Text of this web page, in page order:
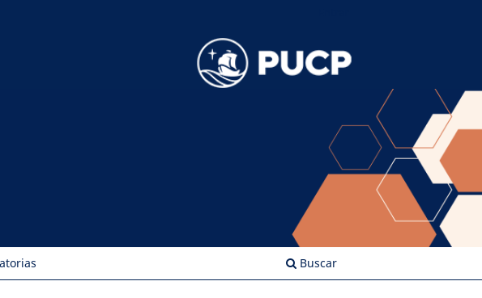
Buscar